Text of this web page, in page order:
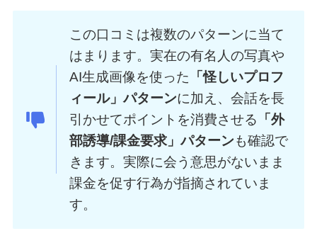
この口コミは複数のパターンに当て
はまります。実在の有名人の写真や
AI生成画像を使った 「怪しいプロフ
ィール」パターンに加え、会話を長
引かせてポイントを消費させる 「外
部誘導/課金要求」パターンも確認で
きます。実際に会う意思がないまま
課金を促す行為が指摘されていま
す。